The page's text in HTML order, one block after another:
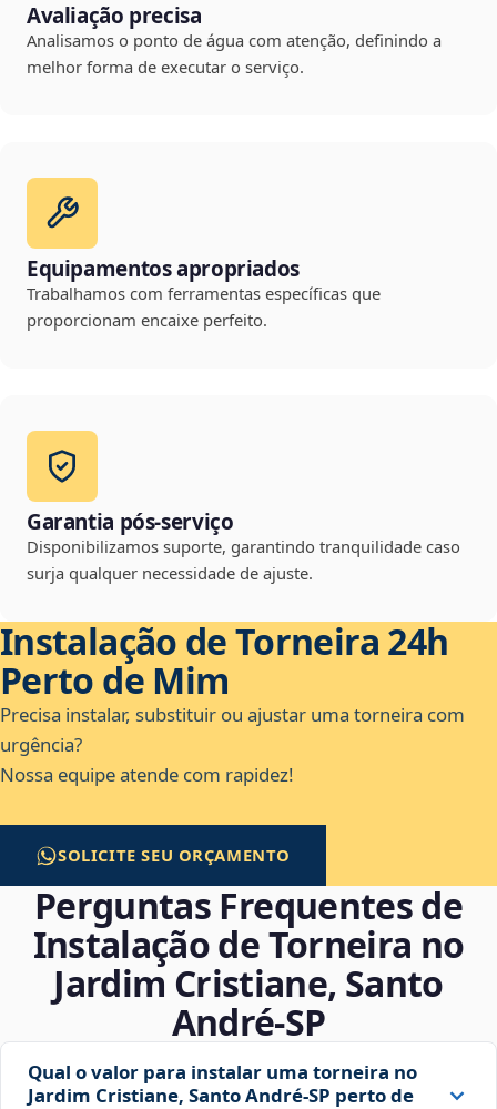
Avaliação precisa
Analisamos o ponto de água com atenção, definindo a
melhor forma de executar o serviço.
Equipamentos apropriados
Trabalhamos com ferramentas específicas que
proporcionam encaixe perfeito.
Garantia pós-serviço
Disponibilizamos suporte, garantindo tranquilidade caso
surja qualquer necessidade de ajuste.
Instalação de Torneira 24h
Perto de Mim
Precisa instalar, substituir ou ajustar uma torneira com
urgência?
Nossa equipe atende com rapidez!
SOLICITE SEU ORÇAMENTO
Perguntas Frequentes de
Instalação de Torneira no
Jardim Cristiane, Santo
André‑SP
Qual o valor para instalar uma torneira no
Jardim Cristiane, Santo André‑SP perto de